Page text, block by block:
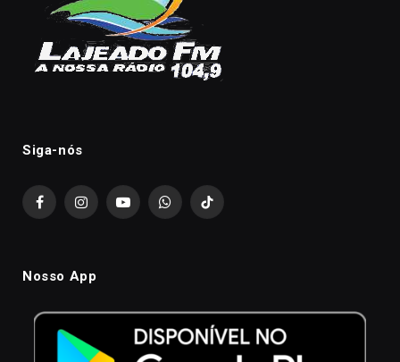
Siga-nós
FacebookInstagramYouTubeWhatsAppTikTok
Nosso App